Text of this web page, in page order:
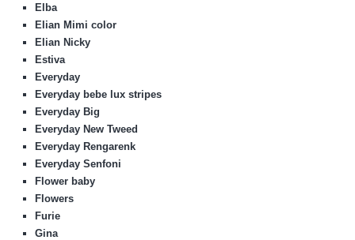
Elba
Elian Mimi color
Elian Nicky
Estiva
Everyday
Everyday bebe lux stripes
Everyday Big
Everyday New Tweed
Everyday Rengarenk
Everyday Senfoni
Flower baby
Flowers
Furie
Gina